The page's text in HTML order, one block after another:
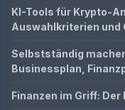
KI-Tools für Krypto-
Auswahlkriterien und
Selbstständig
Businessplan,
Finanzen im Griff: